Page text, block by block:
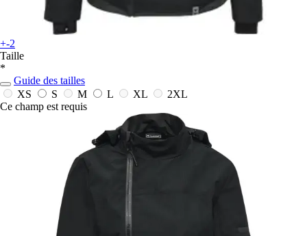
+-2
Taille
*
Guide des tailles
XS
S M L XL
2XL
Ce champ est requis